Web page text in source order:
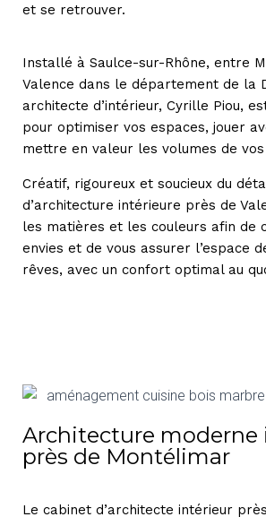
et se retrouver.
Installé à Saulce-sur-Rhône, entre
Valence dans le département de la
architecte d’intérieur, Cyrille Piou,
pour optimiser vos espaces, jouer
mettre en valeur les volumes de vos
Créatif, rigoureux et soucieux du
d’architecture intérieure près de
les matières et les couleurs afin de
envies et de vous assurer l’espace
rêves, avec un confort optimal au
Architecture moderne
près de Montélimar
Le cabinet d’architecte intérieur